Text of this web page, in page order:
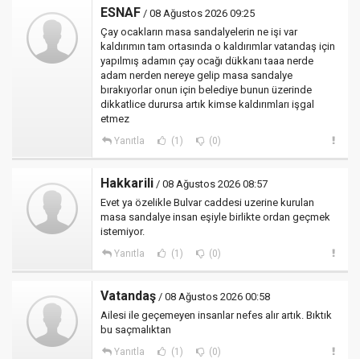
ESNAF / 08 Ağustos 2026 09:25
Çay ocakların masa sandalyelerin ne işi var
kaldırımın tam ortasında o kaldırımlar vatandaş için
yapılmış adamın çay ocağı dükkanı taaa nerde
adam nerden nereye gelip masa sandalye
bırakıyorlar onun için belediye bunun üzerinde
dikkatlice durursa artık kimse kaldırımları işgal
etmez
Yanıtla (1) (0)
Hakkarili / 08 Ağustos 2026 08:57
Evet ya özelikle Bulvar caddesi uzerine kurulan
masa sandalye insan eşiyle birlikte ordan geçmek
istemiyor.
Yanıtla (1) (0)
Vatandaş / 08 Ağustos 2026 00:58
Ailesi ile geçemeyen insanlar nefes alır artık. Bıktık
bu saçmalıktan
Yanıtla (1) (0)